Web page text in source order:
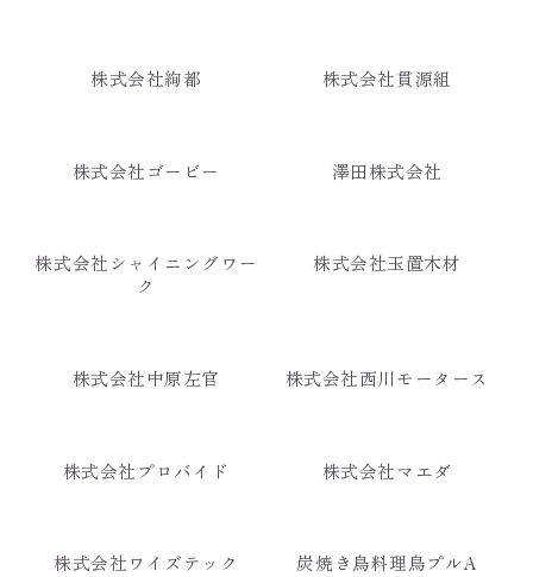
株式会社絢都 株式会社貫源組
株式会社ゴービー 澤田株式会社
株式会社シャイニングワー
ク
株式会社玉置木材
株式会社中原左官 株式会社西川モータース
株式会社プロバイド 株式会社マエダ
株式会社ワイズテック 炭焼き鳥料理鳥プルA